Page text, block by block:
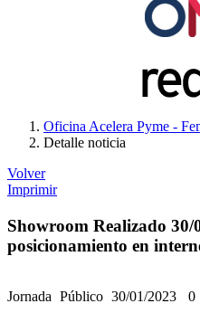
Oficina Acelera Pyme -
Detalle noticia
Volver
Imprimir
Showroom Realizado 30/
posicionamiento en
Jornada Público 30/01/2023 0